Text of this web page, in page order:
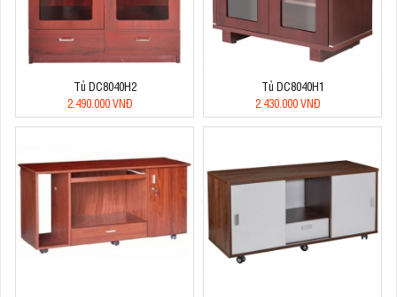
Tủ DC8040H2
2.490.000 VNĐ
Tủ DC8040H1
2.430.000 VNĐ